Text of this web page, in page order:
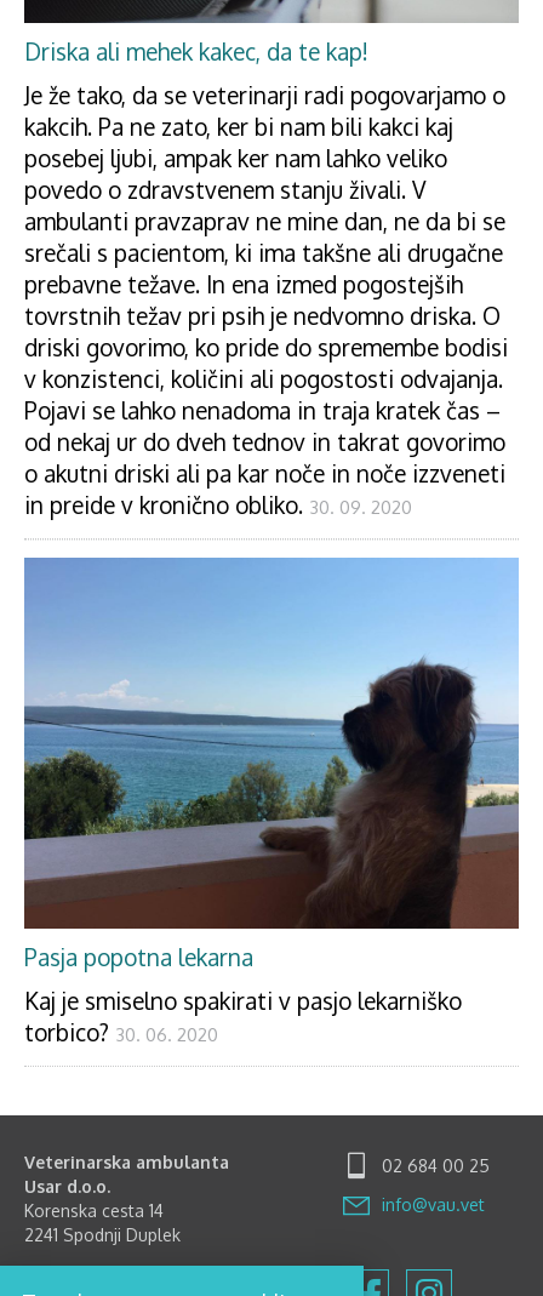
Driska ali mehek kakec, da te kap!
Je že tako, da se veterinarji radi pogovarjamo o
kakcih. Pa ne zato, ker bi nam bili kakci kaj
posebej ljubi, ampak ker nam lahko veliko
povedo o zdravstvenem stanju živali. V
ambulanti pravzaprav ne mine dan, ne da bi se
srečali s pacientom, ki ima takšne ali drugačne
prebavne težave. In ena izmed pogostejših
tovrstnih težav pri psih je nedvomno driska. O
driski govorimo, ko pride do spremembe bodisi
v konzistenci, količini ali pogostosti odvajanja.
Pojavi se lahko nenadoma in traja kratek čas –
od nekaj ur do dveh tednov in takrat govorimo
o akutni driski ali pa kar noče in noče izzveneti
in preide v kronično obliko. 30. 09. 2020
Pasja popotna lekarna
Kaj je smiselno spakirati v pasjo lekarniško
torbico? 30. 06. 2020
Veterinarska ambulanta
Usar d.o.o.
Korenska cesta 14
2241 Spodnji Duplek
02 684 00 25
info@vau.vet